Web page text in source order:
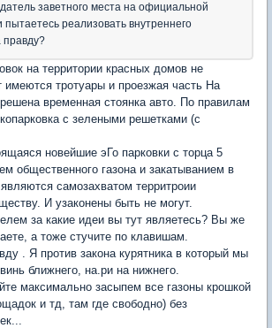
заветного места на официальной
пытаетесь реализовать внутреннего
правду?
на территории красных домов не
имеются тротуары и проезжая часть На
временная стоянка авто. По правилам
с зелеными решетками (с
новейшие эГо парковки с торца 5
общественного газона и закатыванием в
самозахватом территроии
И узаконены быть не могут.
за какие идеи вы тут являетесь? Вы же
а тоже стучите по клавишам.
. Я против закона курятника в который мы
ближнего, на.ри на нижнего.
максимально засыпем все газоны крошкой
и тд, там где свободно) без